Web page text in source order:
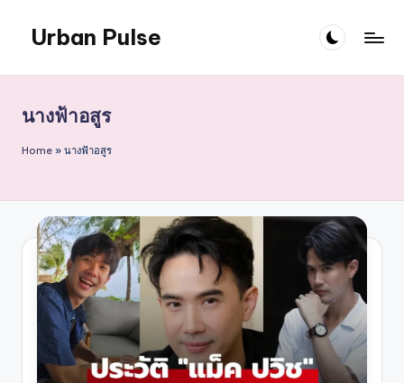
content
Urban Pulse
นางฟ้าอสูร
Home » นางฟ้าอสูร